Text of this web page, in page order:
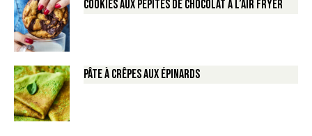
Cookies aux pépites de Chocolat à l’air fryer
Pâte à crêpes aux épinards